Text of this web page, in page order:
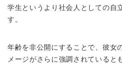
学生というより社会人としての自
す。
年齢を非公開にすることで、彼女
メージがさらに強調されていると